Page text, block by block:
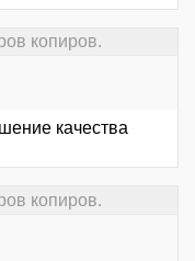
копиров.
качества
копиров.